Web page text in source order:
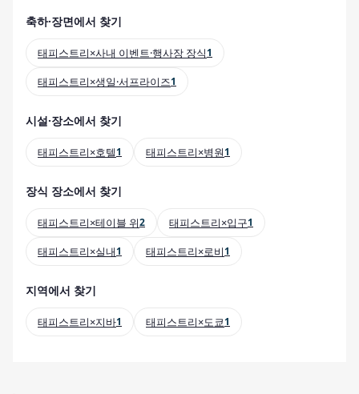
축하·장면에서 찾기
태피스트리×사내 이벤트·행사장 장식1
태피스트리×생일·서프라이즈1
시설·장소에서 찾기
태피스트리×호텔1 태피스트리×병원1
장식 장소에서 찾기
태피스트리×테이블 위2 태피스트리×입구1
태피스트리×실내1 태피스트리×로비1
지역에서 찾기
태피스트리×지바1 태피스트리×도쿄1